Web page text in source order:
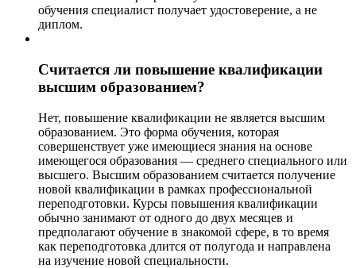
обучения специалист получает удостоверение, а не
диплом.
Считается ли повышение квалификации
высшим образованием?
Нет, повышение квалификации не является высшим
образованием. Это форма обучения, которая
совершенствует уже имеющиеся знания на основе
имеющегося образования — среднего специального или
высшего. Высшим образованием считается получение
новой квалификации в рамках профессиональной
переподготовки. Курсы повышения квалификации
обычно занимают от одного до двух месяцев и
предполагают обучение в знакомой сфере, в то время
как переподготовка длится от полугода и направлена
на изучение новой специальности.